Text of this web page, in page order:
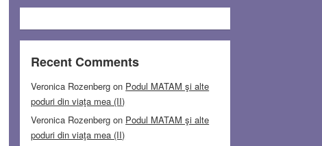
Recent Comments
Veronica Rozenberg on Podul MATAM şi alte
poduri din viaţa mea (II)
Veronica Rozenberg on Podul MATAM şi alte
poduri din viaţa mea (II)